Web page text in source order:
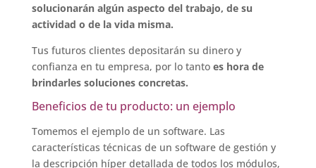
solucionarán algún aspecto del trabajo, de su
actividad o de la vida misma.
Tus futuros clientes depositarán su dinero y
confianza en tu empresa, por lo tanto es hora de
brindarles soluciones concretas.
Beneficios de tu producto: un ejemplo
Tomemos el ejemplo de un software. Las
características técnicas de un software de gestión y
la descripción híper detallada de todos los módulos,